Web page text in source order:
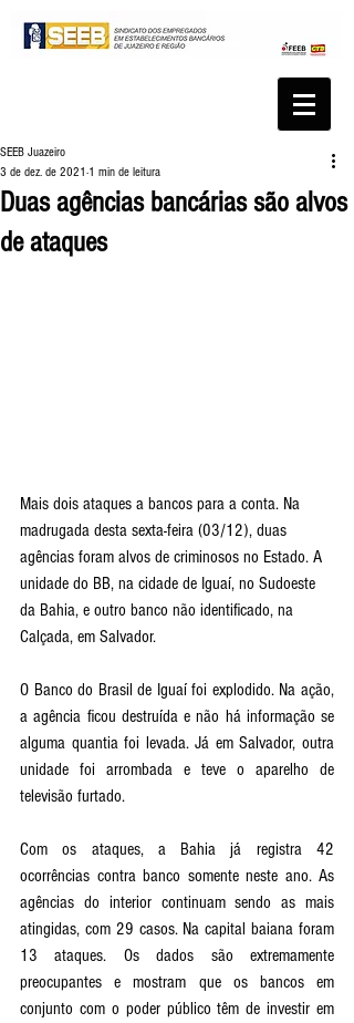
Duas agências bancárias são alvos
de ataques
SEEB Juazeiro
3 de dez. de 2021 1 min de leitura
Mais dois ataques a bancos para a conta. Na
madrugada desta sexta-feira (03/12), duas
agências foram alvos de criminosos no Estado. A
unidade do BB, na cidade de Iguaí, no Sudoeste
da Bahia, e outro banco não identificado, na
Calçada, em Salvador.
O Banco do Brasil de Iguaí foi explodido. Na ação,
a agência ficou destruída e não há informação se
alguma quantia foi levada. Já em Salvador, outra
unidade foi arrombada e teve o aparelho de
televisão furtado.
Com os ataques, a Bahia já registra 42
ocorrências contra banco somente neste ano. As
agências do interior continuam sendo as mais
atingidas, com 29 casos. Na capital baiana foram
13 ataques. Os dados são extremamente
preocupantes e mostram que os bancos em
conjunto com o poder público têm de investir em